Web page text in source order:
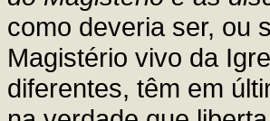
como deveria ser, ou
Magistério vivo da
diferentes, têm em